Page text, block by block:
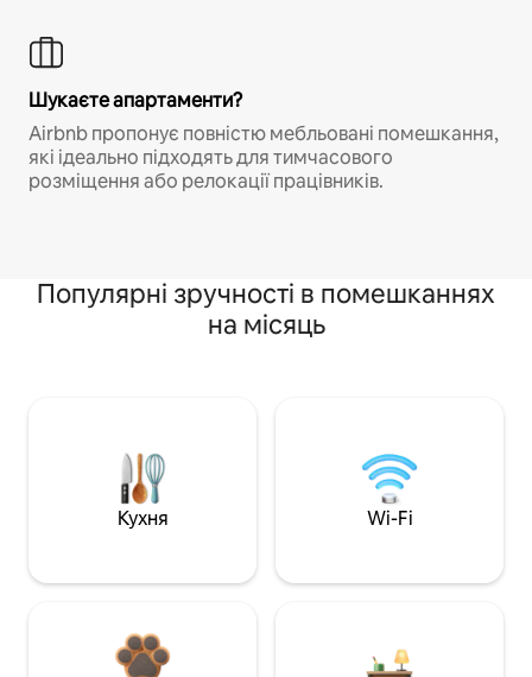
Шукаєте апартаменти?
Airbnb пропонує повністю мебльовані помешкання,
які ідеально підходять для тимчасового
розміщення або релокації працівників.
Популярні зручності в помешканнях
на місяць
Кухня Wi-Fi